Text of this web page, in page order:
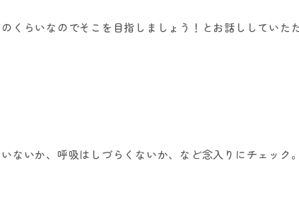
くらいなのでそこを目指しましょう！とお話ししていた
ないか、呼吸はしづらくないか、など念入りにチェック。